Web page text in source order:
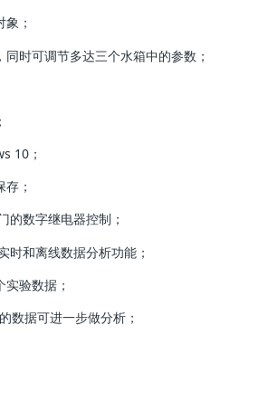
；
同时可调节多达三个水箱中的参数；
10；
；
的数字继电器控制；
时和离线数据分析功能；
实验数据；
数据可进一步做分析；